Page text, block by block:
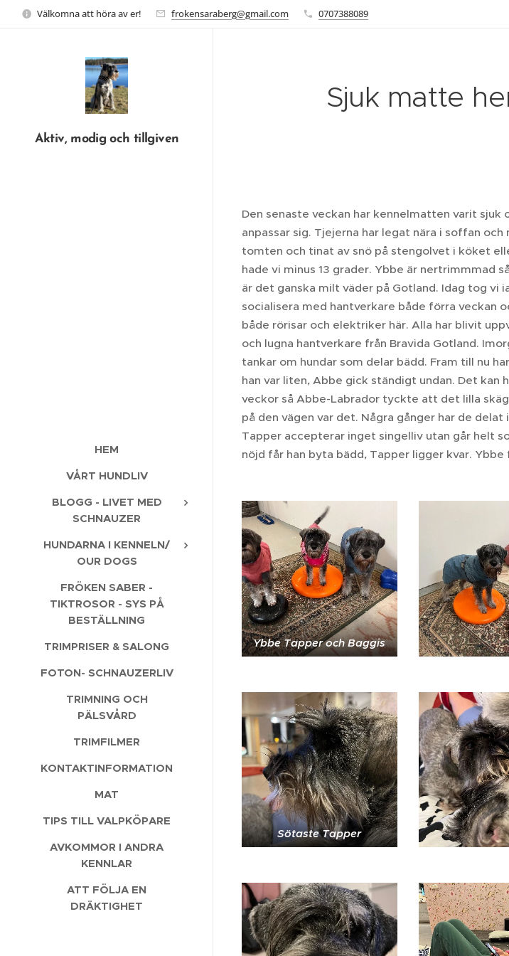
Välkomna att höra av er! frokensaraberg@gmail.com 0707388089
Aktiv, modig och tillgiven
HEM
VÅRT HUNDLIV
BLOGG - LIVET MED
SCHNAUZER
HUNDARNA I KENNELN/
OUR DOGS
FRÖKEN SABER -
TIKTROSOR - SYS PÅ
BESTÄLLNING
TRIMPRISER & SALONG
FOTON- SCHNAUZERLIV
TRIMNING OCH
PÄLSVÅRD
TRIMFILMER
KONTAKTINFORMATION
MAT
TIPS TILL VALPKÖPARE
AVKOMMOR I ANDRA
KENNLAR
ATT FÖLJA EN
DRÄKTIGHET
Sjuk matte
Den senaste veckan har kennelmatten varit
anpassar sig. Tjejerna har legat nära i soffan
tomten och tinat av snö på stengolvet i köket
hade vi minus 13 grader. Ybbe är nertrimmmad
är det ganska milt väder på Gotland. Idag tog
socialisera med hantverkare både förra veckan
både rörisar och elektriker här. Alla har blivit
och lugna hantverkare från Bravida Gotland.
tankar om hundar som delar bädd. Fram till nu
han var liten, Abbe gick ständigt undan. Det
veckor så Abbe-Labrador tyckte att det lilla
på den vägen var det. Några gånger har de
Tapper accepterar inget singelliv utan går helt
nöjd får han byta bädd, Tapper ligger kvar.
Ybbe Tapper och Baggis
Sötaste Tapper